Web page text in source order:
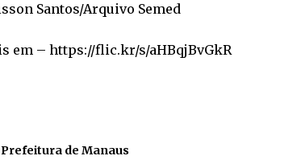
Santos/Arquivo Semed
em – https://flic.kr/s/aHBqjBvGkR
Prefeitura de Manaus